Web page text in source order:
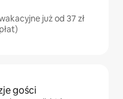
już od 37 zł
gości